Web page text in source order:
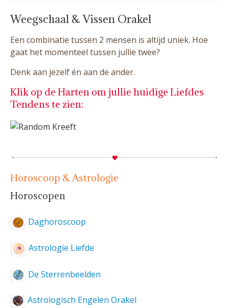
Weegschaal & Vissen Orakel
Een combinatie tussen 2 mensen is altijd uniek. Hoe
gaat het momenteel tussen jullie twee?
Denk aan jezelf én aan de ander.
Klik op de Harten om jullie huidige Liefdes
Tendens te zien:
Horoscoop & Astrologie
Horoscopen
Daghoroscoop
Astrologie Liefde
De Sterrenbeelden
Astrologisch Engelen Orakel